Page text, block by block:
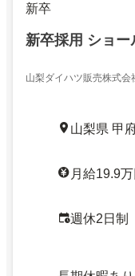
新卒
新卒採用 ショー
山梨ダイハツ販売株式会
山梨県 甲
月給19.9
週休2日制